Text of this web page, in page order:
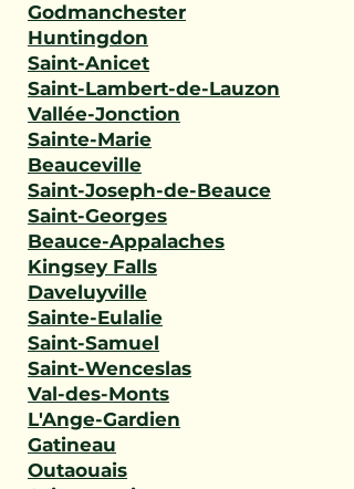
Godmanchester
Huntingdon
Saint-Anicet
Saint-Lambert-de-Lauzon
Vallée-Jonction
Sainte-Marie
Beauceville
Saint-Joseph-de-Beauce
Saint-Georges
Beauce-Appalaches
Kingsey Falls
Daveluyville
Sainte-Eulalie
Saint-Samuel
Saint-Wenceslas
Val-des-Monts
L'Ange-Gardien
Gatineau
Outaouais